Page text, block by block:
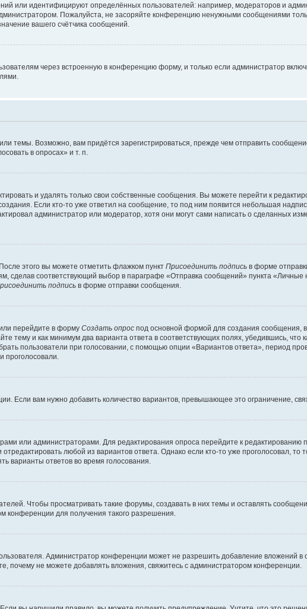
или идентифицируют определённых пользователей: например, модераторов и
Пожалуйста, не засоряйте конференцию ненужными сообщениями
вашего счётчика сообщений.
через встроенную в конференцию форму, и только если администратор
темы. Возможно, вам придётся зарегистрироваться, прежде чем отправить
в опросах» и т. п.
и удалять только свои собственные сообщения. Вы можете перейти к
Если кто-то уже ответил на сообщение, то под ним появится небольшая
администратор или модератор, хотя они могут сами написать о сделанных
этого вы можете отметить флажком пункт Присоединить подпись в форме
соответствующий выбор в параграфе «Отправка сообщений» пункта «Личные
подпись в форме отправки сообщения.
перейдите в форму Создать опрос под основной формой для создания сообщения,
тему и как минимум два варианта ответа в соответствующих полях, убедившись, что
пользователи при голосовании, с помощью опции «Вариантов ответа», период
проголосовали.
Если вам нужно добавить количество вариантов, превышающее это ограничение,
или администраторами. Для редактирования опроса перейдите к редактированию
любой из вариантов ответа. Однако если кто-то уже проголосовал,
варианты ответов во время голосования.
Чтобы просматривать такие форумы, создавать в них темы и оставлять
конференции для получения такого разрешения.
Администратор конференции может не разрешить добавление вложений
почему не можете добавлять вложения, свяжитесь с администратором конференции.